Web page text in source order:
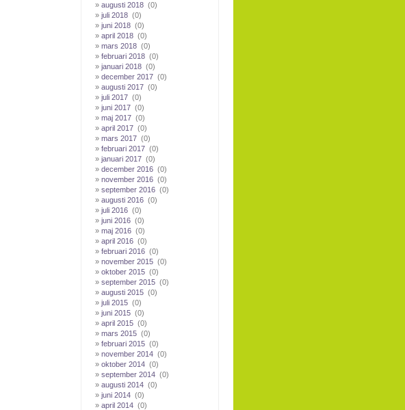
augusti 2018 (0)
juli 2018 (0)
juni 2018 (0)
april 2018 (0)
mars 2018 (0)
februari 2018 (0)
januari 2018 (0)
december 2017 (0)
augusti 2017 (0)
juli 2017 (0)
juni 2017 (0)
maj 2017 (0)
april 2017 (0)
mars 2017 (0)
februari 2017 (0)
januari 2017 (0)
december 2016 (0)
november 2016 (0)
september 2016 (0)
augusti 2016 (0)
juli 2016 (0)
juni 2016 (0)
maj 2016 (0)
april 2016 (0)
februari 2016 (0)
november 2015 (0)
oktober 2015 (0)
september 2015 (0)
augusti 2015 (0)
juli 2015 (0)
juni 2015 (0)
april 2015 (0)
mars 2015 (0)
februari 2015 (0)
november 2014 (0)
oktober 2014 (0)
september 2014 (0)
augusti 2014 (0)
juni 2014 (0)
april 2014 (0)